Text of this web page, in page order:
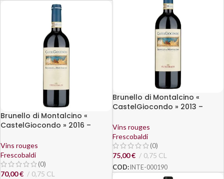
Brunello di Montalcino «
CastelGiocondo » 2013 –
Vins rouges
Frescobaldi
(0)
75,00€ 0,75 CL
COD: INTE-000190
Brunello di Montalcino «
CastelGiocondo » 2016 –
Vins rouges
Frescobaldi
(0)
70,00€ 0,75 CL